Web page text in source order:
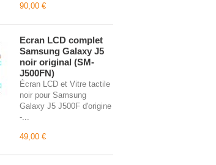
90,00 €
Écran LCD complet
Samsung Galaxy J5
noir original (SM-
J500FN)
Écran LCD et Vitre tactile
noir pour Samsung
Galaxy J5 J500F d'origine
-...
49,00 €